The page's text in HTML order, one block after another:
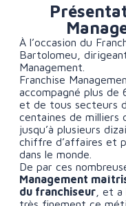
À l’occasion du
Bartolomeu,
Management.
Franchise
accompagné plus
et de tous secteurs
centaines de milliers
jusqu’à plusieurs
chiffre d’affaires et
dans le monde.
De par ces
Management
du franchiseur , et